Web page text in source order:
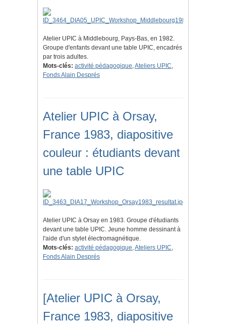
Atelier UPIC à Middlebourg, Pays-Bas, en 1982.
Groupe d'enfants devant une table UPIC, encadrés
par trois adultes.
Mots-clés: activité pédagogique,Ateliers UPIC,
Fonds Alain Després
Atelier UPIC à Orsay,
France 1983, diapositive
couleur : étudiants devant
une table UPIC
Atelier UPIC à Orsay en 1983. Groupe d'étudiants
devant une table UPIC. Jeune homme dessinant à
l'aide d'un stylet électromagnétique.
Mots-clés: activité pédagogique,Ateliers UPIC,
Fonds Alain Després
[Atelier UPIC à Orsay,
France 1983, diapositive